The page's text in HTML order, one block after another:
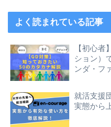
よく読まれている記事
【初心者
ション）
ンダ・フ
就活支援
実態から